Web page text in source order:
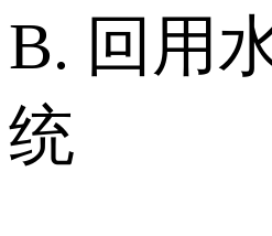
B. 回用
统